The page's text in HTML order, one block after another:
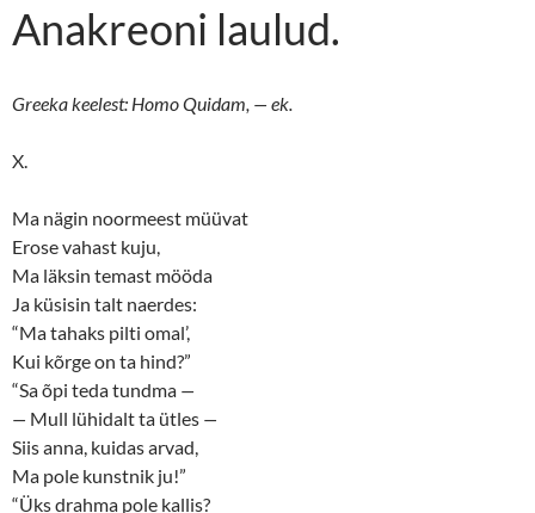
Anakreoni laulud.
Greeka keelest: Homo Quidam, — ek.
X.
Ma nägin noormeest müüvat
Erose vahast kuju,
Ma läksin temast mööda
Ja küsisin talt naerdes:
“Ma tahaks pilti omal’,
Kui kõrge on ta hind?”
“Sa õpi teda tundma —
— Mull lühidalt ta ütles —
Siis anna, kuidas arvad,
Ma pole kunstnik ju!”
“Üks drahma pole kallis?